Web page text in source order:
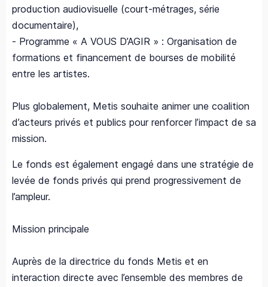
production audiovisuelle (court-métrages, série
documentaire),
- Programme « A VOUS D’AGIR » : Organisation de
formations et financement de bourses de mobilité
entre les artistes.
Plus globalement, Metis souhaite animer une coalition
d’acteurs privés et publics pour renforcer l’impact de sa
mission.
Le fonds est également engagé dans une stratégie de
levée de fonds privés qui prend progressivement de
l’ampleur.
Mission principale
Auprès de la directrice du fonds Metis et en
interaction directe avec l’ensemble des membres de